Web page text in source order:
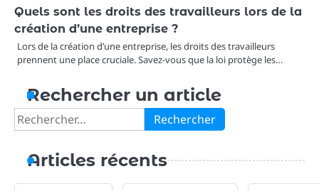
Quels sont les droits des travailleurs lors de la
création d’une entreprise ?
Lors de la création d’une entreprise, les droits des travailleurs
prennent une place cruciale. Savez-vous que la loi protège les…
Rechercher un article
Rechercher :
Articles récents